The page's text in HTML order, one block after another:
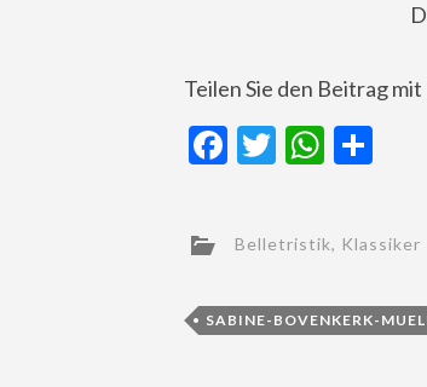
Teilen Sie den Beitrag
Facebook
Twitter
Belletristik, Klassiker
SABINE-BOVENKERK-